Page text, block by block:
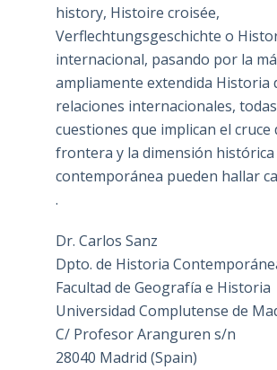
history, Histoire croisée,
Verflechtungsgeschichte o
internacional, pasando por la
ampliamente extendida Historia
relaciones internacionales,
cuestiones que implican el cruce
frontera y la dimensión histórica
contemporánea pueden hallar
.
Dr. Carlos Sanz
Dpto. de Historia
Facultad de Geografía e Historia
Universidad Complutense de
C/ Profesor Aranguren s/n
28040 Madrid (Spain)